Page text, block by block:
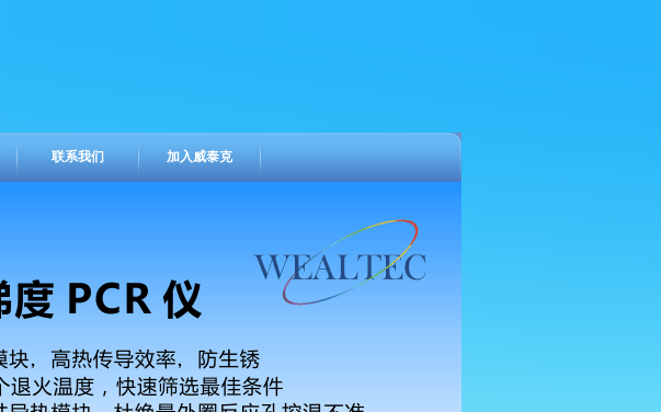
联系我们 加入威泰克